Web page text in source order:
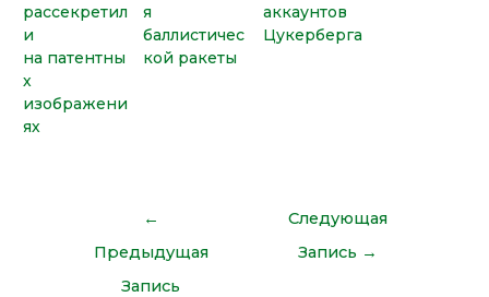
рассекретил
и
на патентны
х
изображени
ях
я
баллистичес
кой ракеты
аккаунтов
Цукерберга
←
Предыдущая
Запись
Следующая
Запись →